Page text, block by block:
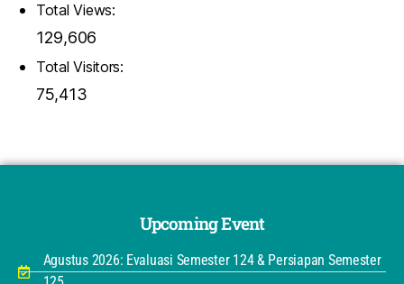
Total Views:
129,606
Total Visitors:
75,413
Upcoming Event
Agustus 2026: Evaluasi Semester 124 & Persiapan Semester